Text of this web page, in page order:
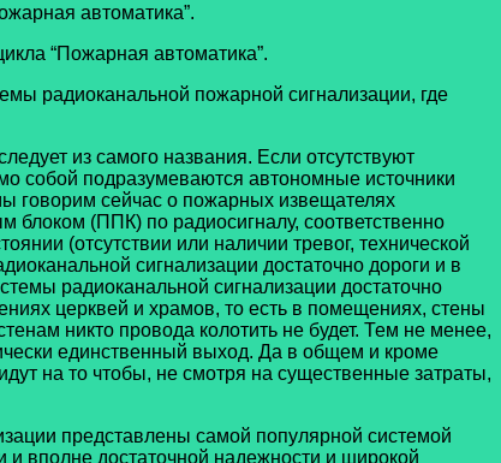
автоматика”.
“Пожарная автоматика”.
радиоканальной пожарной сигнализации, где
из самого названия. Если отсутствуют
собой подразумеваются автономные источники
говорим сейчас о пожарных извещателях
блоком (ППК) по радиосигналу, соответственно
(отсутствии или наличии тревог, технической
сигнализации достаточно дороги и в
радиоканальной сигнализации достаточно
церквей и храмов, то есть в помещениях, стены
никто провода колотить не будет. Тем не менее,
единственный выход. Да в общем и кроме
на то чтобы, не смотря на существенные затраты,
представлены самой популярной системой
вполне достаточной надежности и широкой